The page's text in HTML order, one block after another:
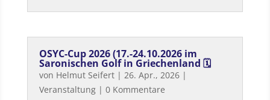
OSYC-Cup 2026 (17.-24.10.2026 im
Saronischen Golf in Griechenland 🗓
von Helmut Seifert| 26. Apr., 2026|
Veranstaltung| 0 Kommentare